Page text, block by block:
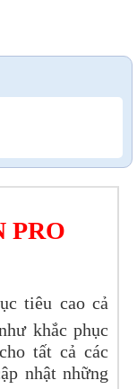
PRO
tiêu cao cả
khắc phục
tất cả các
nhật những